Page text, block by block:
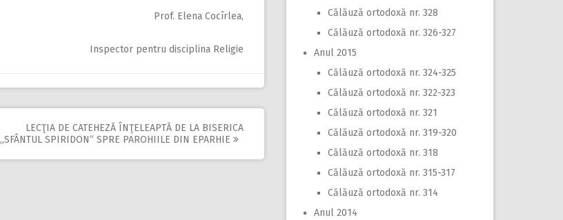
Prof. Elena Cocîrlea,
Inspector pentru disciplina Religie
LECŢIA DE CATEHEZĂ ÎNŢELEAPTĂ DE LA BISERICA
„SFÂNTUL SPIRIDON“ SPRE PAROHIILE DIN EPARHIE
Călăuză ortodoxă nr. 328
Călăuză ortodoxă nr. 326-327
Anul 2015
Călăuză ortodoxă nr. 324-325
Călăuză ortodoxă nr. 322-323
Călăuză ortodoxă nr. 321
Călăuză ortodoxă nr. 319-320
Călăuză ortodoxă nr. 318
Călăuză ortodoxă nr. 315-317
Călăuză ortodoxă nr. 314
Anul 2014